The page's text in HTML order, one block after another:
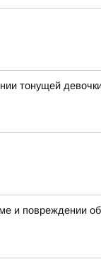
тонущей
и повреждении